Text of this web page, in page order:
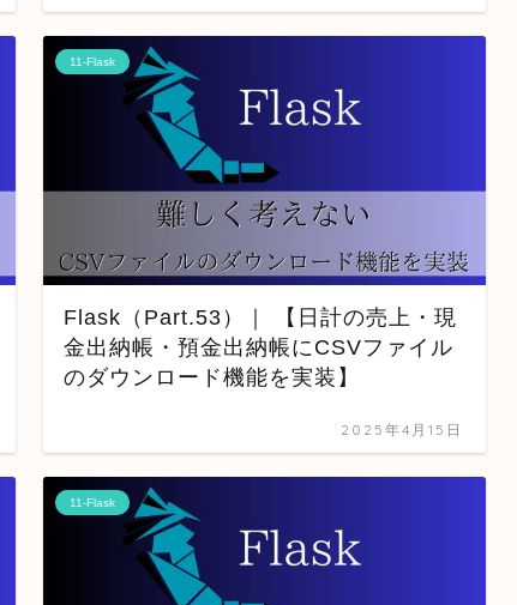
11-Flask
Flask（Part.53）｜ 【日計の売上・現
金出納帳・預金出納帳にCSVファイル
のダウンロード機能を実装】
2025年4月15日
11-Flask